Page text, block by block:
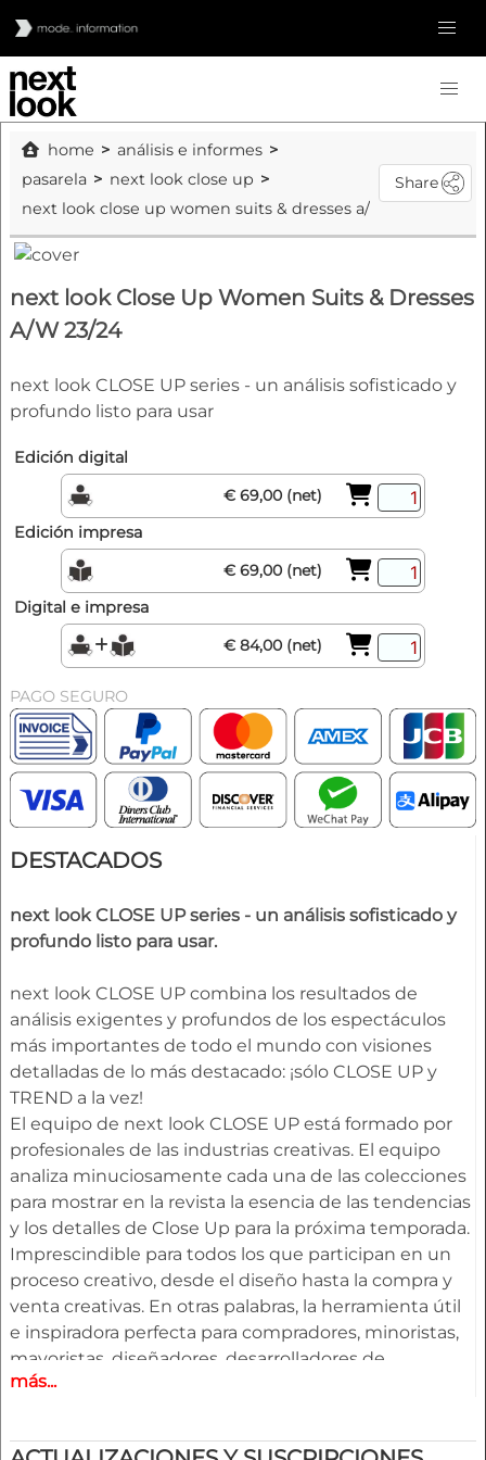
home
análisis e informes
pasarela
next look close up
next look close up women suits & dresses a/w 23/24
Share
next look Close Up Women Suits & Dresses
A/W 23/24
next look CLOSE UP series - un análisis sofisticado y
profundo listo para usar
Edición digital
€ 69,00 (net)
Edición impresa
€ 69,00 (net)
Digital e impresa
€ 84,00 (net)
PAGO SEGURO
DESTACADOS
next look CLOSE UP series - un análisis sofisticado y
profundo listo para usar.
next look CLOSE UP combina los resultados de
análisis exigentes y profundos de los espectáculos
más importantes de todo el mundo con visiones
detalladas de lo más destacado: ¡sólo CLOSE UP y
TREND a la vez!
El equipo de next look CLOSE UP está formado por
profesionales de las industrias creativas. El equipo
analiza minuciosamente cada una de las colecciones
para mostrar en la revista la esencia de las tendencias
y los detalles de Close Up para la próxima temporada.
Imprescindible para todos los que participan en un
proceso creativo, desde el diseño hasta la compra y
venta creativas. En otras palabras, la herramienta útil
e inspiradora perfecta para compradores, minoristas,
mayoristas, diseñadores, desarrolladores de
productos y merchandisers.
Aspectos destacados
más...